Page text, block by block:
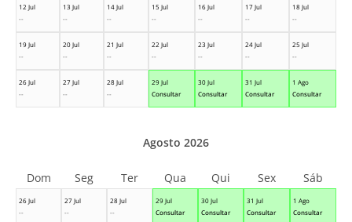
12 Jul
--
13 Jul
--
14 Jul
--
15 Jul
--
16 Jul
--
17 Jul
--
18 Jul
--
19 Jul
--
20 Jul
--
21 Jul
--
22 Jul
--
23 Jul
--
24 Jul
--
25 Jul
--
26 Jul
--
27 Jul
--
28 Jul
--
29 Jul
Consultar
30 Jul
Consultar
31 Jul
Consultar
1 Ago
Consultar
26 Jul
--
27 Jul
--
28 Jul
--
29 Jul
Consultar
30 Jul
Consultar
31 Jul
Consultar
1 Ago
Consultar
Agosto 2026
Dom Seg Ter Qua Qui Sex Sáb